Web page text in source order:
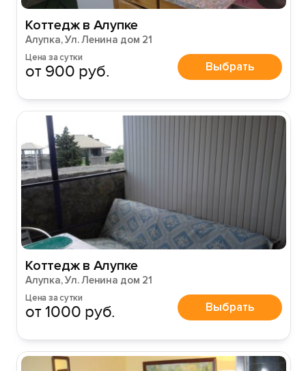
Коттедж в Алупке
Алупка, Ул. Ленина дом 21
Цена за сутки
от 900 руб. Выбрать
Коттедж в Алупке
Алупка, Ул. Ленина дом 21
Цена за сутки
от 1000 руб. Выбрать